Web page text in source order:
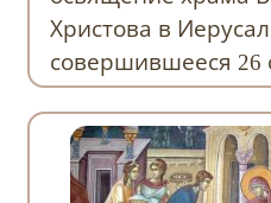
Христова в
совершившееся 26